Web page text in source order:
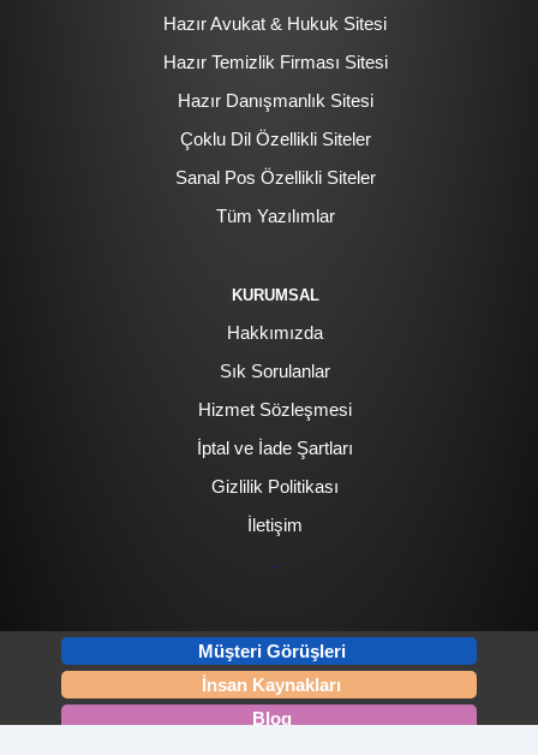
Hazır Avukat & Hukuk Sitesi
Hazır Temizlik Firması Sitesi
Hazır Danışmanlık Sitesi
Çoklu Dil Özellikli Siteler
Sanal Pos Özellikli Siteler
Tüm Yazılımlar
KURUMSAL
Hakkımızda
Sık Sorulanlar
Hizmet Sözleşmesi
İptal ve İade Şartları
Gizlilik Politikası
İletişim
Müşteri Görüşleri
İnsan Kaynakları
Blog